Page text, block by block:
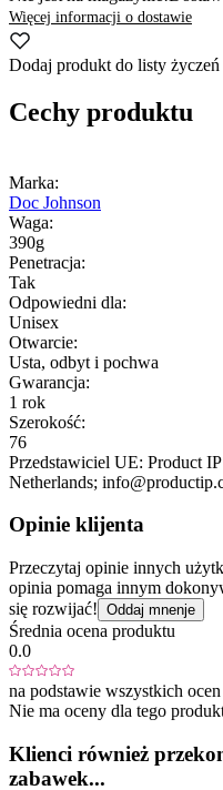
Więcej informacji o dostawie
Dodaj produkt do listy życzeń
Cechy produktu
Marka:
Doc Johnson
Waga:
390g
Penetracja:
Tak
Odpowiedni dla:
Unisex
Otwarcie:
Usta, odbyt i pochwa
Gwarancja:
1 rok
Szerokość:
76
Przedstawiciel UE: Product
Netherlands;
Opinie klijenta
Przeczytaj opinie innych
opinia pomaga innym
się rozwijać! Oddaj mnenje
Średnia ocena produktu
0.0
na podstawie wszystkich ocen
Nie ma oceny dla tego
Klienci również
zabawek...